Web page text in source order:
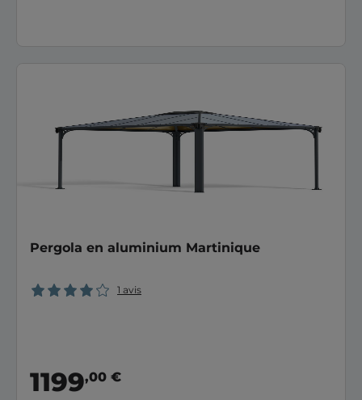
Pergola en aluminium Martinique
1 avis
1199,00 €